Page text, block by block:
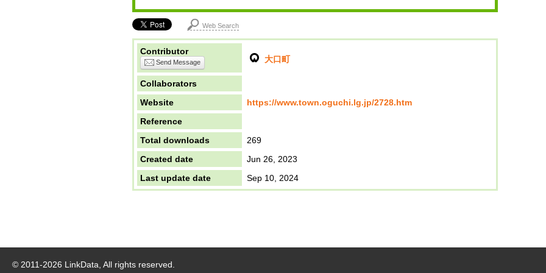
Web Search
Contributor
Send Message 大口町
Collaborators
Website
https://www.town.oguchi.lg.jp/2728.htm
Reference
Total downloads
269
Created date
Jun 26, 2023
Last update date
Sep 10, 2024
© 2011-2026 LinkData, All rights reserved.